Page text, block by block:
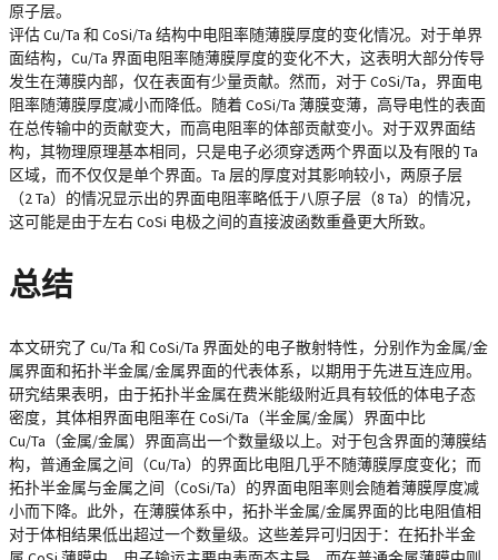
原子层。
评估 Cu/Ta 和 CoSi/Ta 结构中电阻率随薄膜厚度的变化情况。对于单界
面结构，Cu/Ta 界面电阻率随薄膜厚度的变化不大，这表明大部分传导
发生在薄膜内部，仅在表面有少量贡献。然而，对于 CoSi/Ta，界面电
阻率随薄膜厚度减小而降低。随着 CoSi/Ta 薄膜变薄，高导电性的表面
在总传输中的贡献变大，而高电阻率的体部贡献变小。对于双界面结
构，其物理原理基本相同，只是电子必须穿透两个界面以及有限的 Ta
区域，而不仅仅是单个界面。Ta 层的厚度对其影响较小，两原子层
（2 Ta）的情况显示出的界面电阻率略低于八原子层（8 Ta）的情况，
这可能是由于左右 CoSi 电极之间的直接波函数重叠更大所致。
总结
本文研究了 Cu/Ta 和 CoSi/Ta 界面处的电子散射特性，分别作为金属/金
属界面和拓扑半金属/金属界面的代表体系，以期用于先进互连应用。
研究结果表明，由于拓扑半金属在费米能级附近具有较低的体电子态
密度，其体相界面电阻率在 CoSi/Ta（半金属/金属）界面中比
Cu/Ta（金属/金属）界面高出一个数量级以上。对于包含界面的薄膜结
构，普通金属之间（Cu/Ta）的界面比电阻几乎不随薄膜厚度变化；而
拓扑半金属与金属之间（CoSi/Ta）的界面电阻率则会随着薄膜厚度减
小而下降。此外，在薄膜体系中，拓扑半金属/金属界面的比电阻值相
对于体相结果低出超过一个数量级。这些差异可归因于：在拓扑半金